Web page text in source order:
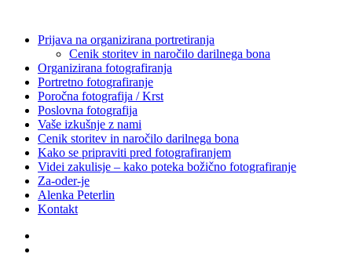
Prijava na organizirana portretiranja
Cenik storitev in naročilo darilnega bona
Organizirana fotografiranja
Portretno fotografiranje
Poročna fotografija / Krst
Poslovna fotografija
Vaše izkušnje z nami
Cenik storitev in naročilo darilnega bona
Kako se pripraviti pred fotografiranjem
Videi zakulisje – kako poteka božično fotografiranje
Za-oder-je
Alenka Peterlin
Kontakt